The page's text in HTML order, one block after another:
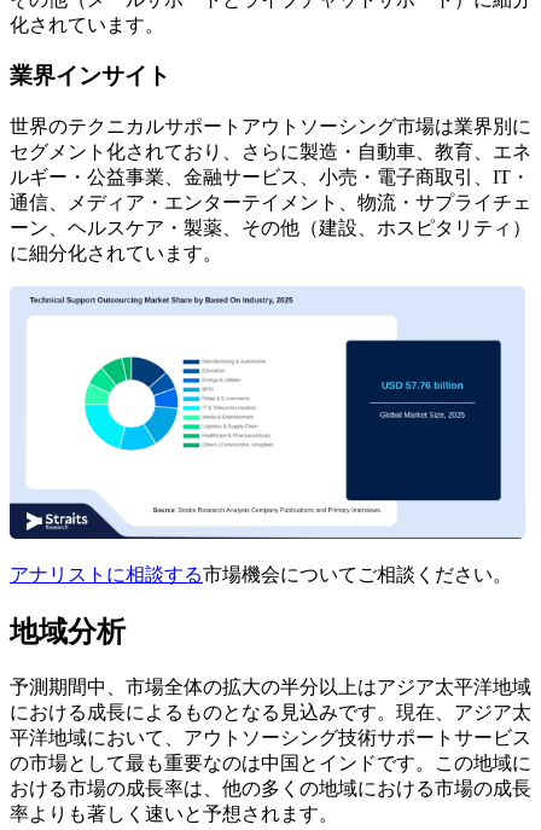
化されています。
業界インサイト
世界のテクニカルサポートアウトソーシング市場は業界別に
セグメント化されており、さらに製造・自動車、教育、エネ
ルギー・公益事業、金融サービス、小売・電子商取引、IT・
通信、メディア・エンターテイメント、物流・サプライチェ
ーン、ヘルスケア・製薬、その他（建設、ホスピタリティ）
に細分化されています。
アナリストに相談する市場機会についてご相談ください。
地域分析
予測期間中、市場全体の拡大の半分以上はアジア太平洋地域
における成長によるものとなる見込みです。現在、アジア太
平洋地域において、アウトソーシング技術サポートサービス
の市場として最も重要なのは中国とインドです。この地域に
おける市場の成長率は、他の多くの地域における市場の成長
率よりも著しく速いと予想されます。